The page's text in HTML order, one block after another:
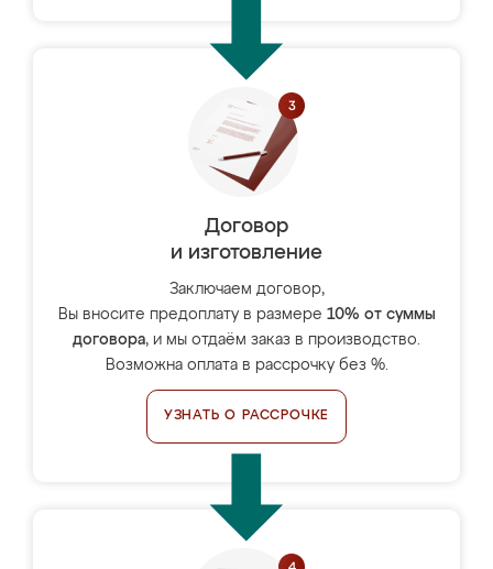
Договор
и изготовление
Заключаем договор,
Вы вносите предоплату в размере 10% от суммы
договора, и мы отдаём заказ в производство.
Возможна оплата в рассрочку без %.
УЗНАТЬ О РАССРОЧКЕ